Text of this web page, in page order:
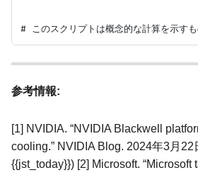
参考情報:
[1] NVIDIA. “NVIDIA Blackwell
cooling.” NVIDIA Blog. 2024年3月22
{{jst_today}}) [2] Microsoft. “Microsoft